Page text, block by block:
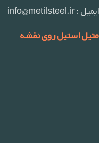
ایمیل : info@metilsteel.ir
متیل استیل روی نقشه